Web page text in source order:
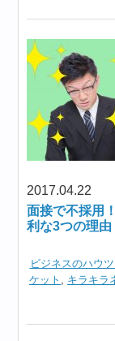
2017.04.22
面接で不採用
利な3つの理由
ビジネスのハウ
ケット , キラキラ